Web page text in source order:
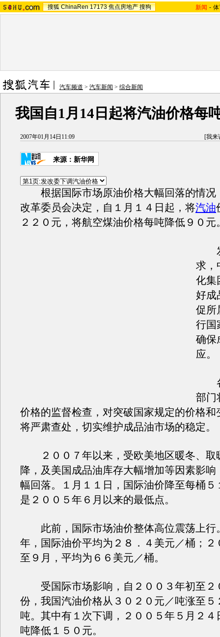
搜狐 ChinaRen 17173 焦点房地产 搜狗 新闻 -
汽车频道 > 汽车新闻 > 综合新闻
我国自1月14日起将汽油价格每
2007年01月14日11:09 [我来
来源：新华网
根据国际市场原油价格大幅回落的情况
改革委员会决定，自１月１４日起，将汽油
２２０元，将航空煤油价格每吨降低９０元
发
求，
化集
好成
促所
行国
确保
应。
各
部门
价格的监督检查，对突破国家规定的价格和
将严肃查处，切实维护成品油市场的稳定。
２００７年以来，受欧美地区暖冬、取
降，及美国成品油库存大幅增加等因素影响
幅回落。１月１１日，国际油价降至每桶５
是２００５年６月以来的最低点。
此前，国际市场油价整体高位震荡上行
年，国际油价平均为２８．４美元／桶；２
至９月，平均为６６美元／桶。
受国际市场影响，自２００３年初至２
份，我国汽油价格从３０２０元／吨涨至５
吨。其中有１次下调，２００５年５月２４
吨降低１５０元。